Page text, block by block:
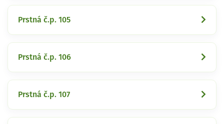
Prstná č.p. 105
Prstná č.p. 106
Prstná č.p. 107